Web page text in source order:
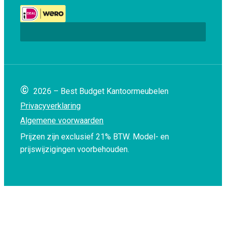
© 2026 – Best Budget Kantoormeubelen
Privacyverklaring
Algemene voorwaarden
Prijzen zijn exclusief 21% BTW. Model- en
prijswijzigingen voorbehouden.